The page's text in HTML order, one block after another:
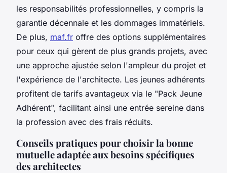
les responsabilités professionnelles, y compris la
garantie décennale et les dommages immatériels.
De plus, maf.fr offre des options supplémentaires
pour ceux qui gèrent de plus grands projets, avec
une approche ajustée selon l'ampleur du projet et
l'expérience de l'architecte. Les jeunes adhérents
profitent de tarifs avantageux via le "Pack Jeune
Adhérent", facilitant ainsi une entrée sereine dans
la profession avec des frais réduits.
Conseils pratiques pour choisir la bonne
mutuelle adaptée aux besoins spécifiques
des architectes